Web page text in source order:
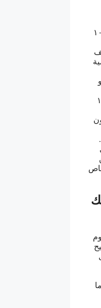
تكون فترة إقامته أقل من ١٠
١٨